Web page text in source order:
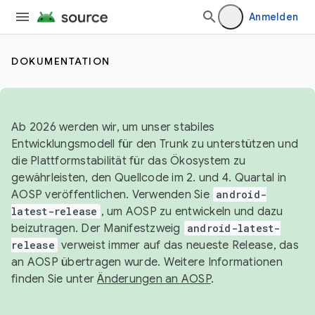
Anmelden
DOKUMENTATION
Ab 2026 werden wir, um unser stabiles
Entwicklungsmodell für den Trunk zu unterstützen und
die Plattformstabilität für das Ökosystem zu
gewährleisten, den Quellcode im 2. und 4. Quartal in
AOSP veröffentlichen. Verwenden Sie android-
latest-release , um AOSP zu entwickeln und dazu
beizutragen. Der Manifestzweig
android-latest-
release verweist immer auf das neueste Release, das
an AOSP übertragen wurde. Weitere Informationen
finden Sie unterÄnderungen an AOSP.